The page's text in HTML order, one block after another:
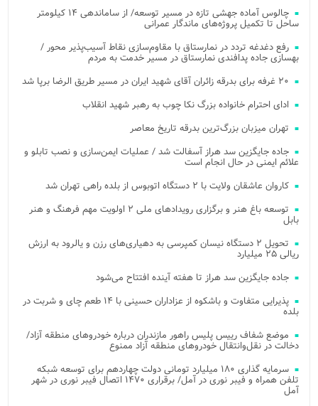
چالوس آماده جهشی تازه در مسیر توسعه/ از ساماندهی ۱۴ کیلومتر
ساحل تا تکمیل پروژه‌های ماندگار عمرانی
رفع دغدغه تردد در نمارستاق با مقاوم‌سازی نقاط آسیب‌پذیر محور /
بهسازی جاده پدافندی نمارستاق در مسیر خدمت به مردم
۲۰ غرفه برای بدرقه زائران آقای شهید ایران در مسیر طریق الرضا برپا شد
ادای احترام خانواده بزرگ نکا چوب به رهبر شهید انقلاب
تهران میزبان بزرگ‌ترین بدرقه تاریخ معاصر
جاده جایگزین سد هراز آسفالت شد / عملیات ایمن‌سازی و نصب تابلو و
علائم ایمنی در حال انجام است
کاروان عاشقان ولایت با ۲ دستگاه اتوبوس از بلده راهی تهران شد
توسعه باغ هنر و برگزاری رویدادهای ملی ۲ اولویت مهم فرهنگ و هنر
بابل
تحویل ۲ دستگاه نیسان کمپرسی به دهیاری‌های رزن و یالرود به ارزش
ریالی ۲۵ میلیارد
جاده جایگزین سد هراز تا هفته آینده افتتاح می‌شود
پذیرایی متفاوت و باشکوه از عزاداران حسینی با ۱۴ طعم چای و شربت در
بلده
موضع شفاف رییس پلیس راهور مازندران درباره خودروهای منطقه آزاد/
دخالت در نقل‌وانتقال خودروهای منطقه آزاد ممنوع
سرمایه گذاری ۱۸۰ میلیارد تومانی دولت چهاردهم برای توسعه شبکه
تلفن همراه و فیبر نوری در آمل/ برقراری ۱۴۷۰ اتصال فیبر نوری در شهر
آمل